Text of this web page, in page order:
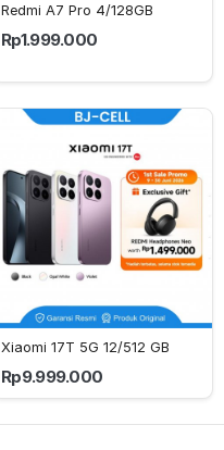
Redmi A7 Pro 4/128GB
Rp1.999.000
Xiaomi 17T 5G 12/512 GB
Rp9.999.000